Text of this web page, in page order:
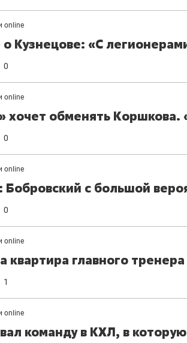
online
Кузнецове: «С
0
online
хочет обменять Коршкова.
0
online
Бобровский с большой
0
online
квартира главного
1
online
команду в КХЛ, в